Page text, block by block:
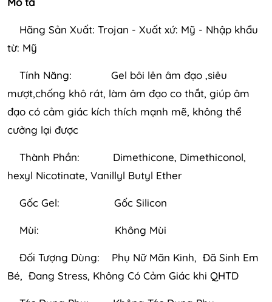
Hãng Sản Xuất: Trojan - Xuất xứ: Mỹ - Nhập khẩu
từ: Mỹ
Tính Năng: Gel bôi lên âm đạo ,siêu
mượt,chống khô rát, làm âm đạo co thắt, giúp âm
đạo có cảm giác kích thích mạnh mẽ, không thể
cưởng lại được
Thành Phần: Dimethicone, Dimethiconol,
hexyl Nicotinate, Vanillyl Butyl Ether
Gốc Gel: Gốc Silicon
Mùi: Không Mùi
Đối Tượng Dùng: Phụ Nữ Mãn Kinh, Đã Sinh Em
Bé, Đang Stress, Không Có Cảm Giác khi QHTD